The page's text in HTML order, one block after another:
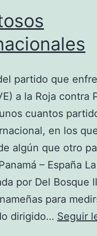
partido que
a la Roja contra
cuantos
en los
algún que otro
– España
por Del Bosque
para
dirigido… Seguir